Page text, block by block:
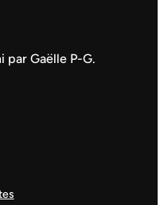
Gaëlle P-G.